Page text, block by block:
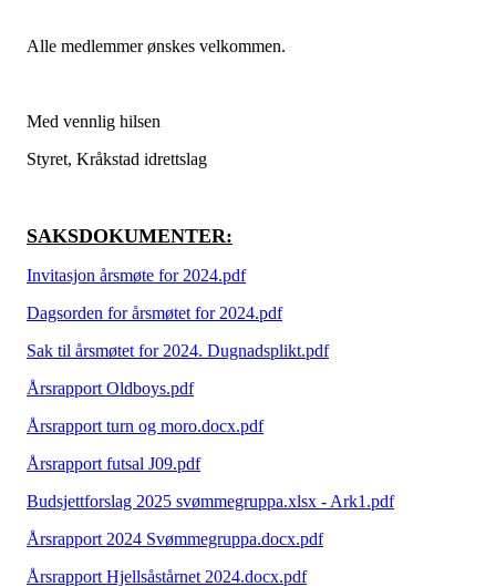
Alle medlemmer ønskes velkommen.
Med vennlig hilsen
Styret, Kråkstad idrettslag
SAKSDOKUMENTER:
Invitasjon årsmøte for 2024.pdf
Dagsorden for årsmøtet for 2024.pdf
Sak til årsmøtet for 2024. Dugnadsplikt.pdf
Årsrapport Oldboys.pdf
Årsrapport turn og moro.docx.pdf
Årsrapport futsal J09.pdf
Budsjettforslag 2025 svømmegruppa.xlsx - Ark1.pdf
Årsrapport 2024 Svømmegruppa.docx.pdf
Årsrapport Hjellsåstårnet 2024.docx.pdf